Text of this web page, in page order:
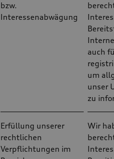
bzw.
Interessenabwägung
auch
um
unser
zu
Erfüllung unserer
rechtlichen
Verpflichtungen im
Wir